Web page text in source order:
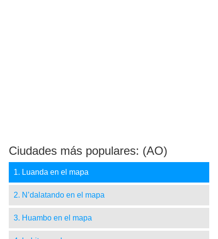
Ciudades más populares: (AO)
1. Luanda en el mapa
2. N’dalatando en el mapa
3. Huambo en el mapa